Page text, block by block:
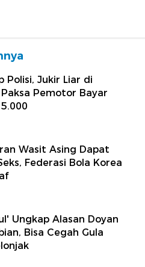
Polisi, Jukir Liar di
Pemotor Bayar
Wasit Asing Dapat
Federasi Bola Korea
Ungkap Alasan Doyan
Bisa Cegah Gula